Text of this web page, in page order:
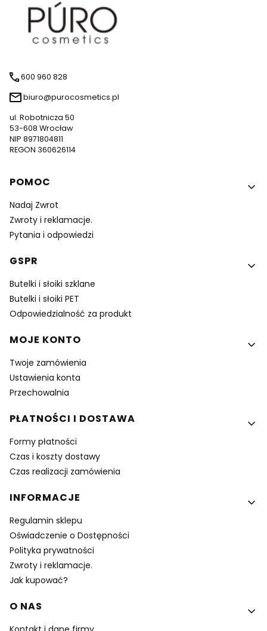
600 960 828
biuro@purocosmetics.pl
ul. Robotnicza 50
53-608 Wrocław
NIP 8971804811
REGON 360626114
Linki w stopce
POMOC
Nadaj Zwrot
Zwroty i reklamacje.
Pytania i odpowiedzi
GSPR
Butelki i słoiki szklane
Butelki i słoiki PET
Odpowiedzialność za produkt
MOJE KONTO
Twoje zamówienia
Ustawienia konta
Przechowalnia
PŁATNOŚCI I DOSTAWA
Formy płatności
Czas i koszty dostawy
Czas realizacji zamówienia
INFORMACJE
Regulamin sklepu
Oświadczenie o Dostępności
Polityka prywatności
Zwroty i reklamacje.
Jak kupować?
O NAS